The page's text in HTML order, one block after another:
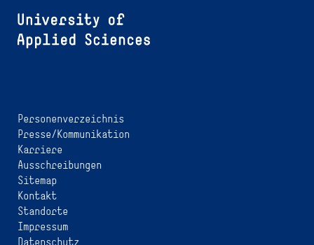
Personenverzeichnis
Presse/Kommunikation
Karriere
Ausschreibungen
Sitemap
Kontakt
Standorte
Impressum
Datenschutz